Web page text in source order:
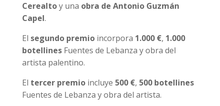
Cerealtoy una obra de Antonio Guzmán
Capel.
El segundo premioincorpora 1.000 €, 1.000
botellinesFuentes de Lebanza y obra del
artista palentino.
El tercer premioincluye 500 €, 500 botellines
Fuentes de Lebanza y obra del artista.